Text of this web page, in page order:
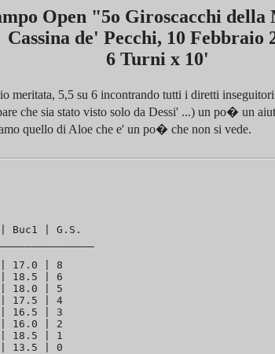
Open "5o Giroscacchi della
Cassina de' Pecchi, 10 Febbraio
6 Turni x 10'
meritata, 5,5 su 6 incontrando tutti i diretti
che sia stato visto solo da Dessi' ...) un po� un
quello di Aloe che e' un po� che non si vede.
| G.S.
17.0 | 8
18.5 | 6
18.0 | 5
17.5 | 4
16.5 | 3
16.0 | 2
18.5 | 1
13.5 | 0